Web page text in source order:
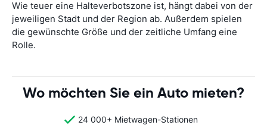
Wie teuer eine Halteverbotszone ist, hängt dabei von der
jeweiligen Stadt und der Region ab. Außerdem spielen
die gewünschte Größe und der zeitliche Umfang eine
Rolle.
Wo möchten Sie ein Auto mieten?
24 000+ Mietwagen-Stationen